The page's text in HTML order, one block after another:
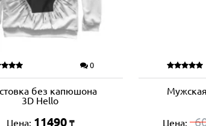
0
без капюшона
3D Hello
Цена: 11490 ₸ Цена: